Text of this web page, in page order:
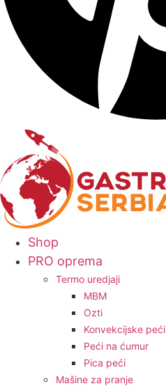
Shop
PRO oprema
Termo uredjaji
MBM
Ozti
Konvekcijske peći
Peći na ćumur
Pica peći
Mašine za pranje